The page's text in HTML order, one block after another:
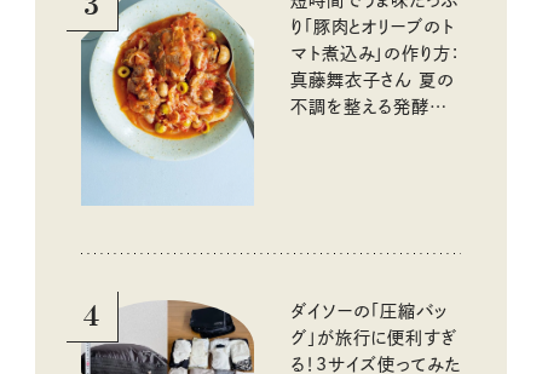
り「豚肉とオリーブのト
マト煮込み」の作り方：
真藤舞衣子さん 夏の
不調を整える発酵レ
4
ダイソーの「圧縮バッ
グ」が旅行に便利すぎ
る！3サイズ使ってみた